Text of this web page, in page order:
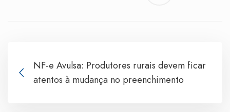
NF-e Avulsa: Produtores rurais devem ficar
atentos à mudança no preenchimento